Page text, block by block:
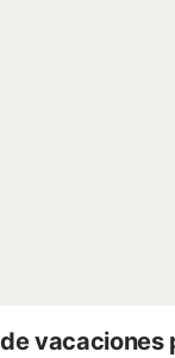
vacaciones